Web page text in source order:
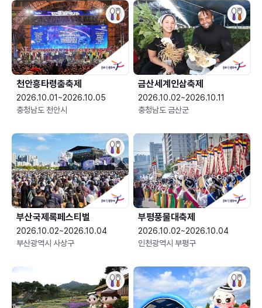
천안흥타령춤축제
2026.10.01~2026.10.05
충청남도 천안시
금산세계인삼축제
2026.10.02~2026.10.11
충청남도 금산군
부산국제록페스티벌
2026.10.02~2026.10.04
부산광역시 사상구
부평풍물대축제
2026.10.02~2026.10.04
인천광역시 부평구